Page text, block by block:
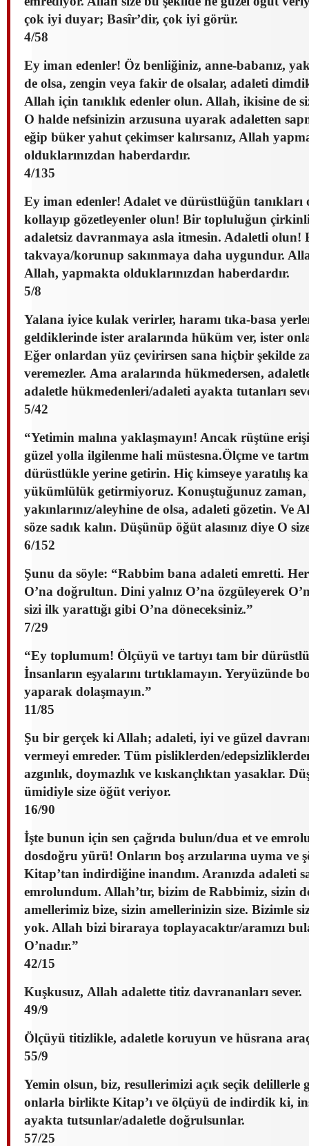
çok iyi duyar; Basîr’dir, çok iyi görür.
4/58
Ey iman edenler! Öz benliğiniz, anne-babanız,
de olsa, zengin veya fakir de olsalar, adaleti
Allah için tanıklık edenler olun. Allah, ikisine de
O halde nefsinizin arzusuna uyarak adaletten
eğip büker yahut çekimser kalırsanız, Allah
olduklarınızdan haberdardır.
4/135
Ey iman edenler! Adalet ve dürüstlüğün
kollayıp gözetleyenler olun! Bir topluluğun
adaletsiz davranmaya asla itmesin. Adaletli olun!
takvaya/korunup sakınmaya daha uygundur.
Allah, yapmakta olduklarınızdan haberdardır.
5/8
Yalana iyice kulak verirler, haramı tıka-basa
geldiklerinde ister aralarında hüküm ver, ister
Eğer onlardan yüz çevirirsen sana hiçbir şekilde
veremezler. Ama aralarında hükmedersen,
adaletle hükmedenleri/adaleti ayakta tutanları
5/42
“Yetimin malına yaklaşmayın! Ancak rüştüne
güzel yolla ilgilenme hali müstesna.Ölçme ve
dürüstlükle yerine getirin. Hiç kimseye yaratılış
yükümlülük getirmiyoruz. Konuştuğunuz zaman,
yakınlarınız/aleyhine de olsa, adaleti gözetin. Ve
söze sadık kalın. Düşünüp öğüt alasınız diye O
6/152
Şunu da söyle: “Rabbim bana adaleti emretti.
O’na doğrultun. Dini yalnız O’na özgüleyerek
sizi ilk yarattığı gibi O’na döneceksiniz.”
7/29
“Ey toplumum! Ölçüyü ve tartıyı tam bir
İnsanların eşyalarını tırtıklamayın. Yeryüzünde
yaparak dolaşmayın.”
11/85
Şu bir gerçek ki Allah; adaleti, iyi ve güzel
vermeyi emreder. Tüm pisliklerden/
azgınlık, doymazlık ve kıskançlıktan yasaklar.
ümidiyle size öğüt veriyor.
16/90
İşte bunun için sen çağrıda bulun/dua et ve
dosdoğru yürü! Onların boş arzularına uyma ve
Kitap’tan indirdiğine inandım. Aranızda adaleti
emrolundum. Allah’tır, bizim de Rabbimiz, sizin
amellerimiz bize, sizin amellerinizin size. Bizimle
yok. Allah bizi biraraya toplayacaktır/aramızı
O’nadır.”
42/15
Kuşkusuz, Allah adalette titiz davrananları sever.
49/9
Ölçüyü titizlikle, adaletle koruyun ve hüsrana
55/9
Yemin olsun, biz, resullerimizi açık seçik delillerle
onlarla birlikte Kitap’ı ve ölçüyü de indirdik ki,
ayakta tutsunlar/adaletle doğrulsunlar.
57/25